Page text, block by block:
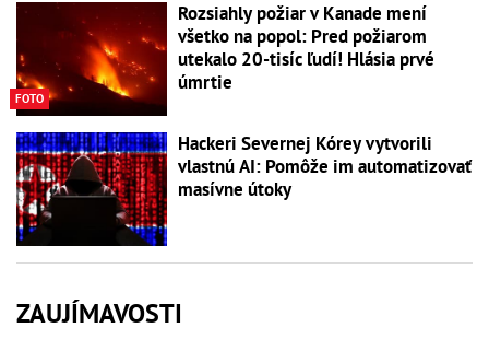
FOTO
Rozsiahly požiar v Kanade mení
všetko na popol: Pred požiarom
utekalo 20-tisíc ľudí! Hlásia prvé
úmrtie
Hackeri Severnej Kórey vytvorili
vlastnú AI: Pomôže im automatizovať
masívne útoky
ZAUJÍMAVOSTI